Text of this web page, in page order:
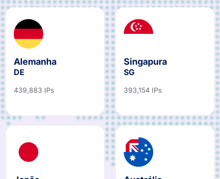
Alemanha
DE
439,883 IPs
Singapura
SG
393,154 IPs